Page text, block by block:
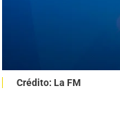
Crédito: La FM